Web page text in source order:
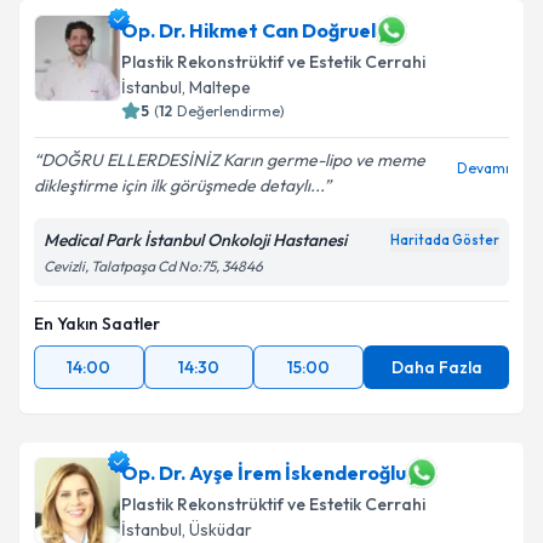
Dr. Öğr. Üyesi Ali Nurhan Özbabaiçin randevu
takvimi talebi oluşturun. Size bu uzmandan randevu
almanız için bir takvim hazırlandığında e-posta ile
bilgilendireceğiz.
E-posta Adresiniz
Kişisel verilerimin işlenmesine ilişkin
kapsamda işlenmesini kabul ediyorum.
Takvim Talebini Gönder
Op. Dr. Hikmet Can Doğruel
Plastik Rekonstrüktif ve Estetik Cerrahi
İstanbul, Maltepe
5 (12 Değerlendirme)
DOĞRU ELLERDESİNİZ Karın germe-lipo ve meme
dikleştirme için ilk görüşmede detaylı...
Devamı
Medical Park İstanbul Onkoloji Hastanesi Haritada Göster
Cevizli, Talatpaşa Cd No:75, 34846
En Yakın Saatler
14:00
14:30 15:00 Daha Fazla
Op. Dr. Ayşe İrem İskenderoğlu
Plastik Rekonstrüktif ve Estetik Cerrahi
İstanbul, Üsküdar